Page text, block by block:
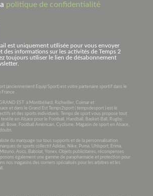
politique de confidentialité
est uniquement utilisée pour vous envoyer
des informations sur les activités de Temps 2
toujours utiliser le lien de désabonnement
(anciennement Equip’Sport) est votre partenaire sportif dans le
.
EST à Montbéliard, Richwiller, Colmar et
et dans le Grand Est Temps2sport ( tempsdesport ) est le
et des sports individuels. Temps de sport vous propose tout
en Alsace pour le Football, Handball, Basket-Ball, Rugby,
Boxe, Football Américain, Cyclisme. Magasin de sport en Alsace,
du marquage sur tous supports et de la personnalisation
de sports collectif Adidas, Nike, Puma, Uhlsport, Erima,
Asics, Babolat, Yonex. Objets publicitaires, récompenses
également une gamme de parapharmacie et protection pour
nos magasins des corners spécialisés pour les arbitres et les